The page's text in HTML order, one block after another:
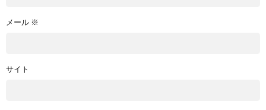
メール ※
サイト